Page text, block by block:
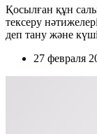
Қосылған құн
тексеру
деп тану және
27 февраля